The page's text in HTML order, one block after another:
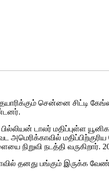
தயாரிக்கும் சென்னை
டாலர் மதிப்புள்ள
நிறுவி நடத்தி
தனது பங்கும் இருக்க